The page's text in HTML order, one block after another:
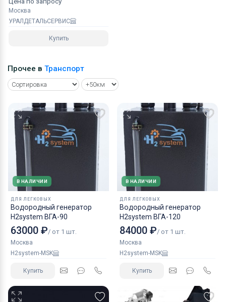
Москва
УРАЛДЕТАЛЬСЕРВИС
Купить
Прочее в Транспорт
В НАЛИЧИИ
ДЛЯ ЛЕГКОВЫХ
Водородный генератор
H2system ВГА-90
63000 ₽/ от 1 шт.
Москва
H2system-MSK
Купить
В НАЛИЧИИ
ДЛЯ ЛЕГКОВЫХ
Водородный генератор
H2system ВГА-120
84000 ₽/ от 1 шт.
Москва
H2system-MSK
Купить